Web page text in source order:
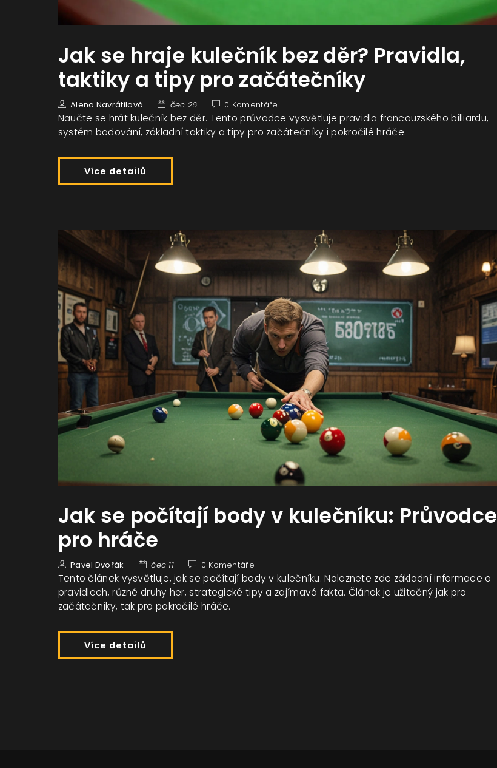
Jak se hraje kulečník bez děr? Pravidla,
taktiky a tipy pro začátečníky
Alena Navrátilová čec 26 0 Komentáře
Naučte se hrát kulečník bez děr. Tento průvodce vysvětluje pravidla francouzského billiardu,
systém bodování, základní taktiky a tipy pro začátečníky i pokročilé hráče.
Více detailů
Jak se počítají body v kulečníku: Průvodce
pro hráče
Pavel Dvořák čec 11 0 Komentáře
Tento článek vysvětluje, jak se počítají body v kulečníku. Naleznete zde základní informace o
pravidlech, různé druhy her, strategické tipy a zajímavá fakta. Článek je užitečný jak pro
začátečníky, tak pro pokročilé hráče.
Více detailů